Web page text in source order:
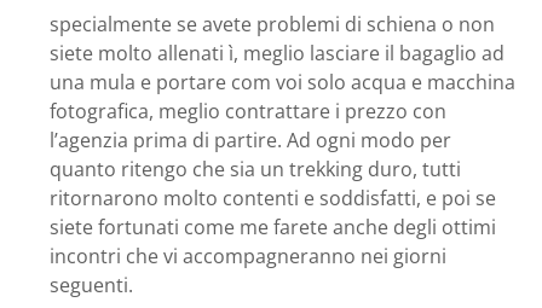
specialmente se avete problemi di schiena o non
siete molto allenati ì, meglio lasciare il bagaglio ad
una mula e portare com voi solo acqua e macchina
fotografica, meglio contrattare i prezzo con
l’agenzia prima di partire. Ad ogni modo per
quanto ritengo che sia un trekking duro, tutti
ritornarono molto contenti e soddisfatti, e poi se
siete fortunati come me farete anche degli ottimi
incontri che vi accompagneranno nei giorni
seguenti.